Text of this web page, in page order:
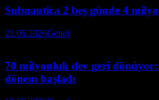
Subnautica 2 beş günde 4
21.05.2026Genel
70 milyonluk dev geri
dönem başladı